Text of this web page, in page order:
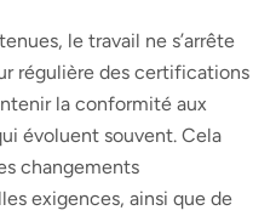
le travail ne s’arrête
régulière des certifications
la conformité aux
évoluent souvent. Cela
changements
exigences, ainsi que de